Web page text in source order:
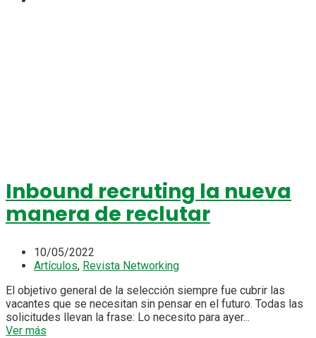
Inbound recruting la nueva
manera de reclutar
10/05/2022
Artículos, Revista Networking
El objetivo general de la selección siempre fue cubrir las
vacantes que se necesitan sin pensar en el futuro. Todas las
solicitudes llevan la frase: Lo necesito para ayer...
Ver más